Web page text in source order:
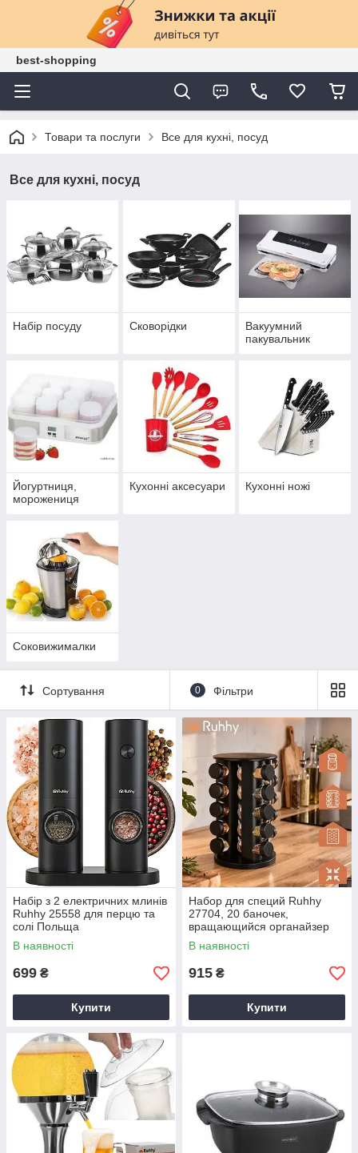
best-shopping
Товари та послуги Все для кухні, посуд
Все для кухні, посуд
Набір посуду Сковорідки
Вакуумний
пакувальник
Йогуртниця,
морожениця
Кухонні аксесуари Кухонні ножі
Соковижималки
Сортування 0 Фільтри
Набір з 2 електричних млинів
Ruhhy 25558 для перцю та
солі Польща
В наявності
699 ₴
Купити
Набор для специй Ruhhy
27704, 20 баночек,
вращающийся органайзер
360°
В наявності
915 ₴
Купити